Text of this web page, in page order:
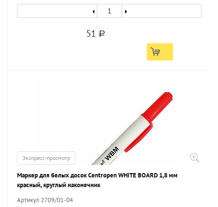
51 a
Экспресс-просмотр
Маркер для белых досок Centropen WHITE BOARD 1,8 мм
красный, круглый наконечник
Артикул 2709/01-04